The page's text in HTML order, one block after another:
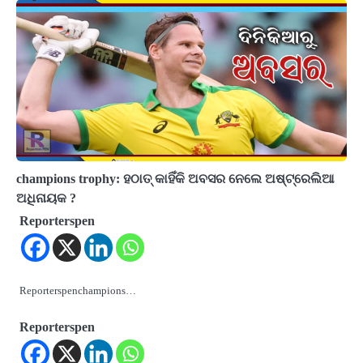
champions trophy: ହଠାତ୍ କାହିଁକି ଅବସର ନେଲେ ଅଷ୍ଟ୍ରେଲିଆ
ଅଧିନାୟକ ?
Reporterspen
Reporterspenchampions…
Reporterspen